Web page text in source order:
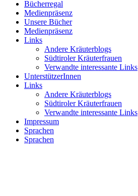
Bücherregal
Medienpräsenz
Unsere Bücher
Medienpräsenz
Links
Andere Kräuterblogs
Südtiroler Kräuterfrauen
Verwandte interessante Links
UnterstützerInnen
Links
Andere Kräuterblogs
Südtiroler Kräuterfrauen
Verwandte interessante Links
Impressum
Sprachen
Sprachen